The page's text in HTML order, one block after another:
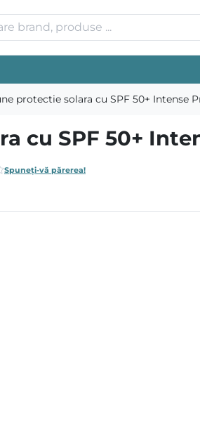
protectie solara cu SPF 50+ Intense
cu SPF 50+
Spuneți-vă părerea!